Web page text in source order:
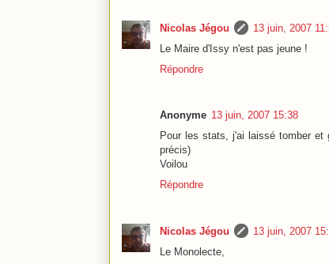
Nicolas Jégou
13 juin, 2007
Le Maire d'Issy n'est pas jeune !
Répondre
Anonyme 13 juin, 2007 15:38
Pour les stats, j'ai laissé tomber
précis)
Voilou
Répondre
Nicolas Jégou
13 juin, 2007
Le Monolecte,